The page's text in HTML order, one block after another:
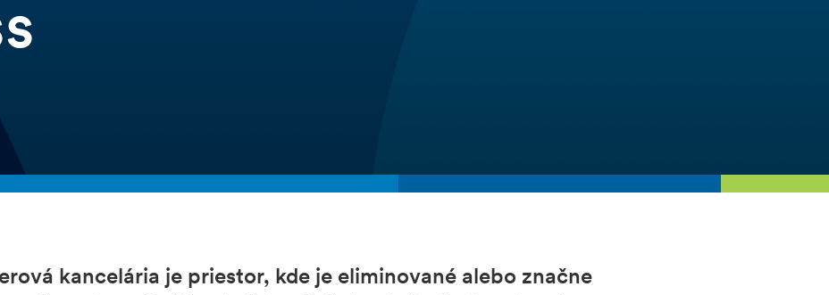
kancelária je priestor, kde je eliminované alebo značne